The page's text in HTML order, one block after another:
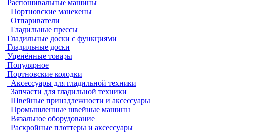
Распошивальные машины
Портновские манекены
Отпариватели
Гладильные прессы
Гладильные доски с функциями
Гладильные доски
Уценённые товары
Популярное
Портновские колодки
Аксессуары для гладильной техники
Запчасти для гладильной техники
Швейные принадлежности и аксессуары
Промышленные швейные машины
Вязальное оборудование
Раскройные плоттеры и аксессуары